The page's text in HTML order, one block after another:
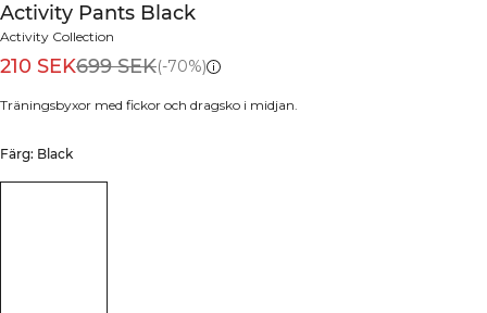
Activity Pants Black
Activity Collection
210 SEK699 SEK(-70%)
Träningsbyxor med fickor och dragsko i midjan.
Färg: Black